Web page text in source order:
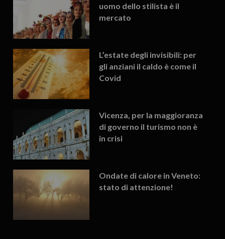
uomo dello stilista è il
mercato
L’estate degli invisibili: per
gli anziani il caldo è come il
Covid
Vicenza, per la maggioranza
di governo il turismo non è
in crisi
Ondate di calore in Veneto:
stato di attenzione!